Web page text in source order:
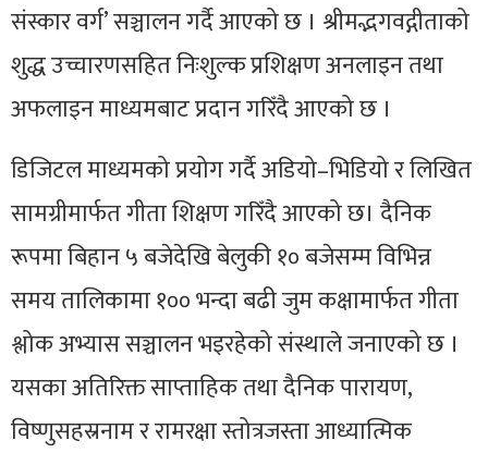
संस्कार वर्ग’ सञ्चालन गर्दै आएको छ । श्रीमद्भगवद्गीताको
शुद्ध उच्चारणसहित निःशुल्क प्रशिक्षण अनलाइन तथा
अफलाइन माध्यमबाट प्रदान गरिँदै आएको छ ।
डिजिटल माध्यमको प्रयोग गर्दै अडियो–भिडियो र लिखित
सामग्रीमार्फत गीता शिक्षण गरिँदै आएको छ। दैनिक
रूपमा बिहान ५ बजेदेखि बेलुकी १० बजेसम्म विभिन्न
समय तालिकामा १०० भन्दा बढी जुम कक्षामार्फत गीता
श्लोक अभ्यास सञ्चालन भइरहेको संस्थाले जनाएको छ ।
यसका अतिरिक्त साप्ताहिक तथा दैनिक पारायण,
विष्णुसहस्रनाम र रामरक्षा स्तोत्रजस्ता आध्यात्मिक